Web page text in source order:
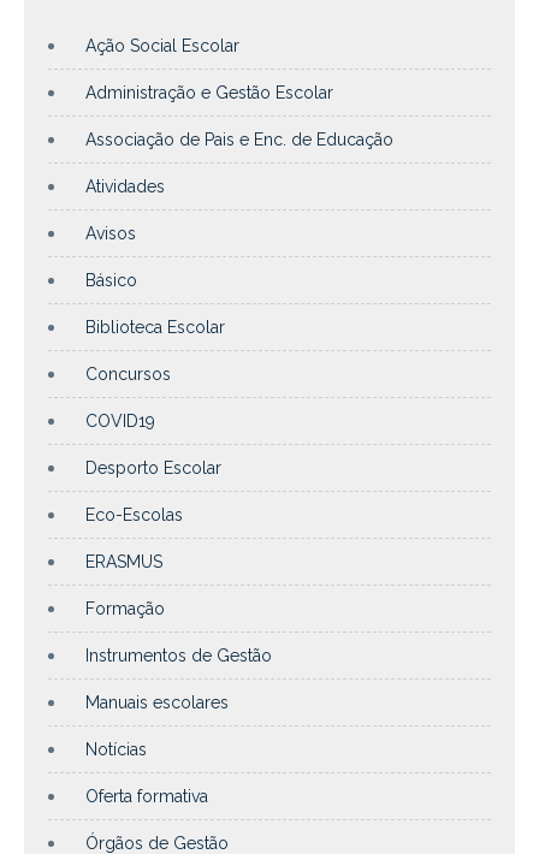
Ação Social Escolar
Administração e Gestão Escolar
Associação de Pais e Enc. de Educação
Atividades
Avisos
Básico
Biblioteca Escolar
Concursos
COVID19
Desporto Escolar
Eco-Escolas
ERASMUS
Formação
Instrumentos de Gestão
Manuais escolares
Notícias
Oferta formativa
Órgãos de Gestão